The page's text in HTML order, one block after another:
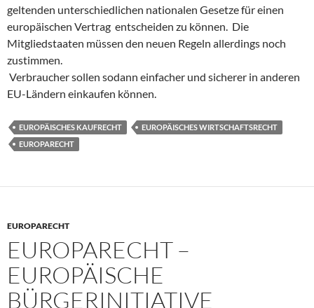
geltenden unterschiedlichen nationalen Gesetze für einen
europäischen Vertrag entscheiden zu können. Die
Mitgliedstaaten müssen den neuen Regeln allerdings noch
zustimmen.
Verbraucher sollen sodann einfacher und sicherer in anderen
EU-Ländern einkaufen können.
EUROPÄISCHES KAUFRECHT
EUROPÄISCHES WIRTSCHAFTSRECHT
EUROPARECHT
EUROPARECHT
EUROPARECHT –
EUROPÄISCHE
BÜRGERINITIATIVE